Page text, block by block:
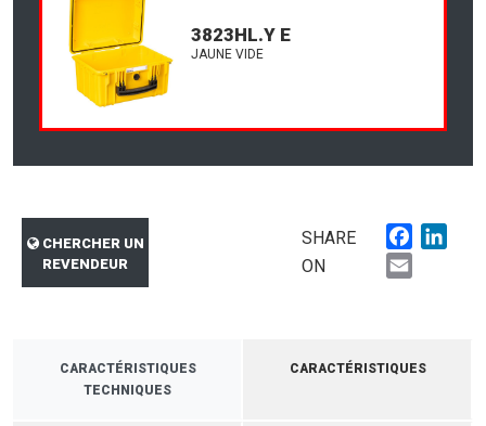
3823HL.Y E
JAUNE VIDE
CHERCHER UN
REVENDEUR
SHARE
ON
CARACTÉRISTIQUES
TECHNIQUES
CARACTÉRISTIQUES